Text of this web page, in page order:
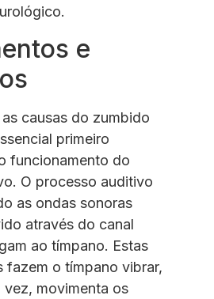
e
causas do zumbido
primeiro
funcionamento do
O processo auditivo
as ondas sonoras
através do canal
ao tímpano. Estas
fazem o tímpano vibrar,
vez, movimenta os